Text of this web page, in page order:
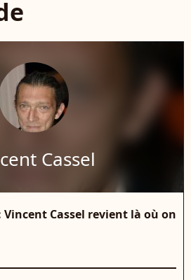
Cassel
Cassel revient là où on